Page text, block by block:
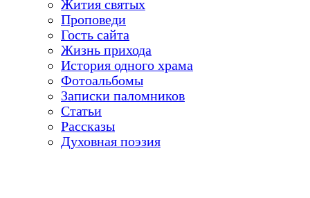
Жития святых
Проповеди
Гость сайта
Жизнь прихода
История одного храма
Фотоальбомы
Записки паломников
Статьи
Рассказы
Духовная поэзия